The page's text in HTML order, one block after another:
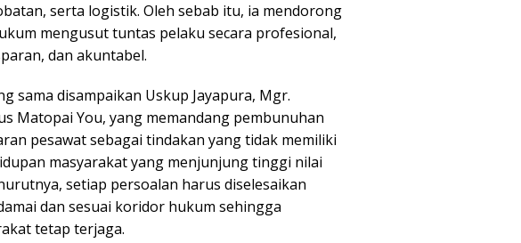
serta logistik. Oleh sebab itu, ia mendorong
mengusut tuntas pelaku secara profesional,
dan akuntabel.
sama disampaikan Uskup Jayapura, Mgr.
Matopai You, yang memandang pembunuhan
pesawat sebagai tindakan yang tidak memiliki
masyarakat yang menjunjung tinggi nilai
setiap persoalan harus diselesaikan
dan sesuai koridor hukum sehingga
tetap terjaga.